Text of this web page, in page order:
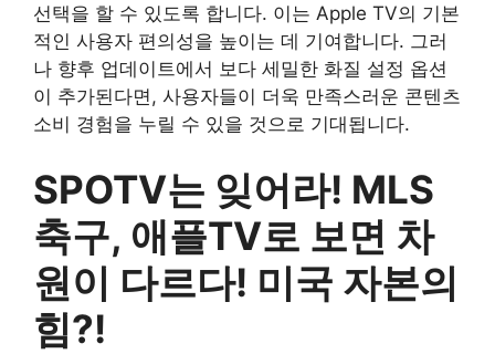
선택을 할 수 있도록 합니다. 이는 Apple TV의 기본
적인 사용자 편의성을 높이는 데 기여합니다. 그러
나 향후 업데이트에서 보다 세밀한 화질 설정 옵션
이 추가된다면, 사용자들이 더욱 만족스러운 콘텐츠
소비 경험을 누릴 수 있을 것으로 기대됩니다.
SPOTV는 잊어라! MLS
축구, 애플TV로 보면 차
원이 다르다! 미국 자본의
힘?!